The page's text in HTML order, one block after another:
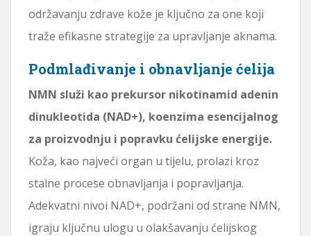
održavanju zdrave kože je ključno za one koji
traže efikasne strategije za upravljanje aknama.
Podmlađivanje i obnavljanje ćelija
NMN služi kao prekursor nikotinamid adenin
dinukleotida (NAD+), koenzima esencijalnog
za proizvodnju i popravku ćelijske energije.
Koža, kao najveći organ u tijelu, prolazi kroz
stalne procese obnavljanja i popravljanja.
Adekvatni nivoi NAD+, podržani od strane NMN,
igraju ključnu ulogu u olakšavanju ćelijskog